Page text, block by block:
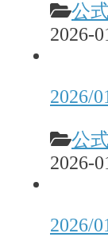
公
2026-
2026/
公
2026-
2026/